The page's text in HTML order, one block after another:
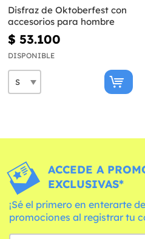
Disfraz de Oktoberfest con
accesorios para hombre
$ 53.100
DISPONIBLE
ACCEDE A
EXCLUSIVAS*
¡Sé el primero en enterarte
promociones al registrar tu